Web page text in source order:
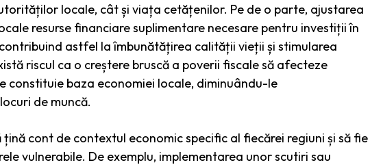
locale, cât și viața cetățenilor. Pe de o parte, ajustarea
resurse financiare suplimentare necesare pentru investiții în
astfel la îmbunătățirea calității vieții și stimularea
riscul ca o creștere bruscă a poverii fiscale să afecteze
constituie baza economiei locale, diminuându-le
de muncă.
cont de contextul economic specific al fiecărei regiuni și să fie
vulnerabile. De exemplu, implementarea unor scutiri sau